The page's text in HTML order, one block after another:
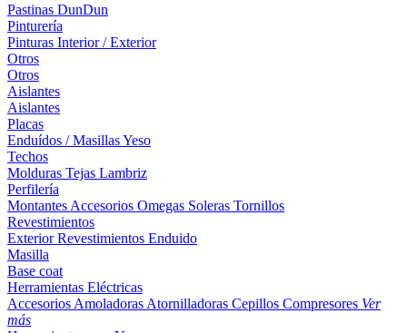
Pastinas DunDun
Pinturería
Pinturas Interior / Exterior
Otros
Otros
Aislantes
Aislantes
Placas
Enduídos / MasillasYeso
Techos
Molduras Tejas Lambriz
Perfilería
Montantes Accesorios Omegas Soleras Tornillos
Revestimientos
ExteriorRevestimientos Enduido
Masilla
Base coat
Herramientas Eléctricas
Accesorios Amoladoras Atornilladoras Cepillos Compresores Ver
más